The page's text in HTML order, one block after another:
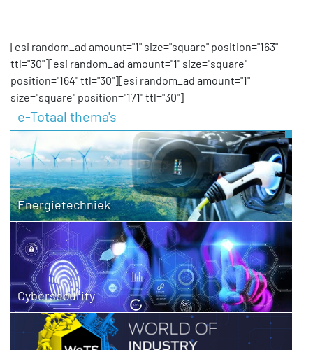
[esi random_ad amount="1" size="square" position="163"
ttl="30"][esi random_ad amount="1" size="square"
position="164" ttl="30"][esi random_ad amount="1"
size="square" position="171" ttl="30"]
e-Totaal thema's
Energietechniek
Cybersecurity